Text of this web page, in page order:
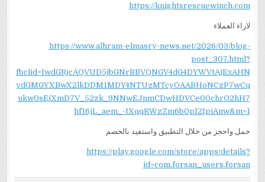
https://knightsrescuewinch.com
لاراء العملاء
https://www.alhram-elmasry-news.net/2026/03/blog-
post_307.html?
fbclid=IwdGRjcAQVUD5jbGNrBBVQNGV4dG4DYWVtAjExAHN
ydGMGYXBwX2lkDDM1MDY4NTUzMTcyOAABHoNCzP7wCq
ukw0sEjXmD7V_52zk_9NNwEJnmCDwHDVCe00chrO2hH7
hf16jL_aem_-IXqqRWzZm6b0pI2IpiAnw&m=1
حمل واحجز من خلال التطبيق واستفيد بالخصم
https://play.google.com/store/apps/details?
id=com.forsan_users.forsan